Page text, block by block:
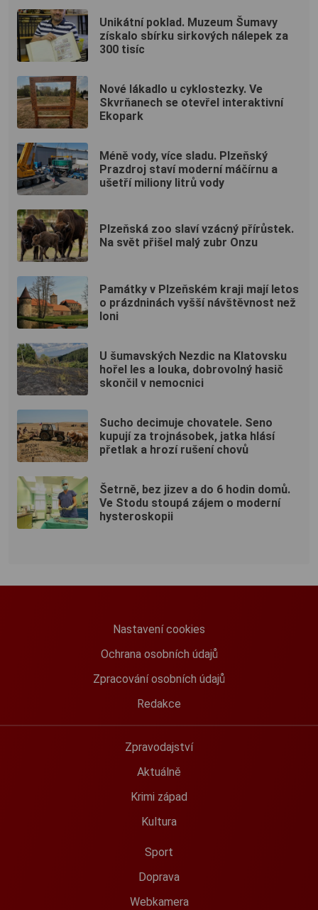
Unikátní poklad. Muzeum Šumavy
získalo sbírku sirkových nálepek za
300 tisíc
Nové lákadlo u cyklostezky. Ve
Skvrňanech se otevřel interaktivní
Ekopark
Méně vody, více sladu. Plzeňský
Prazdroj staví moderní máčírnu a
ušetří miliony litrů vody
Plzeňská zoo slaví vzácný přírůstek.
Na svět přišel malý zubr Onzu
Památky v Plzeňském kraji mají letos
o prázdninách vyšší návštěvnost než
loni
U šumavských Nezdic na Klatovsku
hořel les a louka, dobrovolný hasič
skončil v nemocnici
Sucho decimuje chovatele. Seno
kupují za trojnásobek, jatka hlásí
přetlak a hrozí rušení chovů
Šetrně, bez jizev a do 6 hodin domů.
Ve Stodu stoupá zájem o moderní
hysteroskopii
Nastavení cookies
Ochrana osobních údajů
Zpracování osobních údajů
Redakce
Zpravodajství
Aktuálně
Krimi západ
Kultura
Sport
Doprava
Webkamera